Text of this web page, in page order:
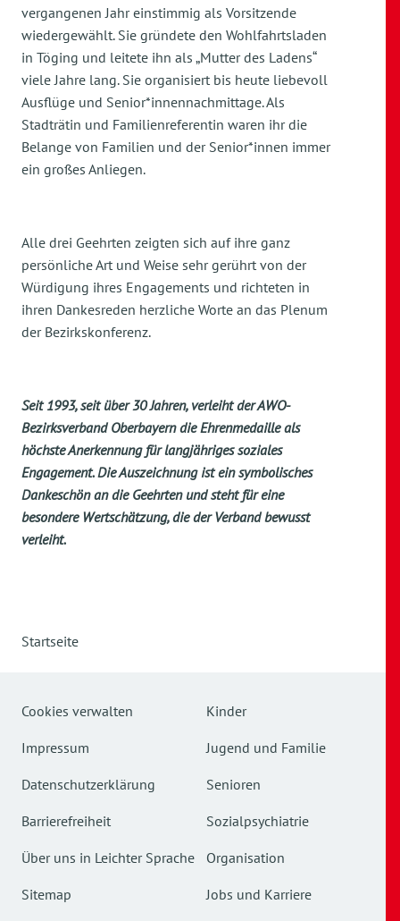
vergangenen Jahr einstimmig als Vorsitzende
wiedergewählt. Sie gründete den Wohlfahrtsladen
in Töging und leitete ihn als „Mutter des Ladens“
viele Jahre lang. Sie organisiert bis heute liebevoll
Ausflüge und Senior*innennachmittage. Als
Stadträtin und Familienreferentin waren ihr die
Belange von Familien und der Senior*innen immer
ein großes Anliegen.
Alle drei Geehrten zeigten sich auf ihre ganz
persönliche Art und Weise sehr gerührt von der
Würdigung ihres Engagements und richteten in
ihren Dankesreden herzliche Worte an das Plenum
der Bezirkskonferenz.
Seit 1993, seit über 30 Jahren, verleiht der AWO-
Bezirksverband Oberbayern die Ehrenmedaille als
höchste Anerkennung für langjähriges soziales
Engagement. Die Auszeichnung ist ein symbolisches
Dankeschön an die Geehrten und steht für eine
besondere Wertschätzung, die der Verband bewusst
verleiht.
Startseite
Cookies verwalten
Impressum
Datenschutzerklärung
Barrierefreiheit
Über uns in Leichter Sprache
Sitemap
Kinder
Jugend und Familie
Senioren
Sozialpsychiatrie
Organisation
Jobs und Karriere